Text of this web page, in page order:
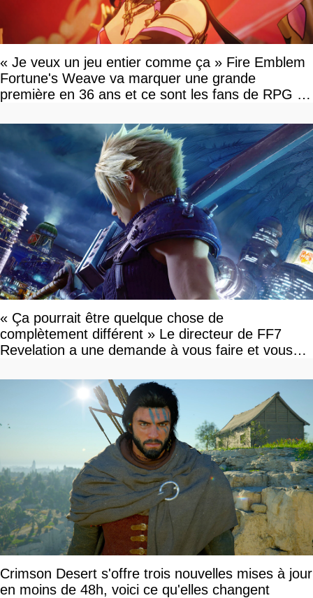
« Je veux un jeu entier comme ça » Fire Emblem
Fortune's Weave va marquer une grande
première en 36 ans et ce sont les fans de RPG en
« Ça pourrait être quelque chose de
complètement différent » Le directeur de FF7
Revelation a une demande à vous faire et vous
Crimson Desert s'offre trois nouvelles mises à jour
en moins de 48h, voici ce qu'elles changent